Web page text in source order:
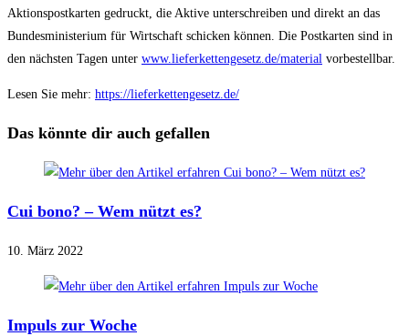
Aktionspostkarten gedruckt, die Aktive unterschreiben und direkt an das
Bundesministerium für Wirtschaft schicken können. Die Postkarten sind in
den nächsten Tagen unter www.lieferkettengesetz.de/material vorbestellbar.
Lesen Sie mehr: https://lieferkettengesetz.de/
Das könnte dir auch gefallen
Cui bono? – Wem nützt es?
10. März 2022
Impuls zur Woche